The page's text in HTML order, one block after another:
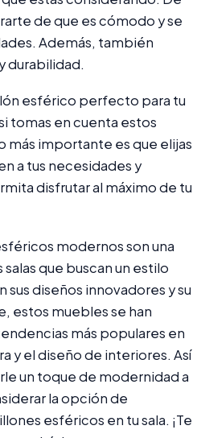
de que es cómodo y se
Además, también
durabilidad.
esférico perfecto para tu
tomas en cuenta estos
más importante es que elijas
a tus necesidades y
disfrutar al máximo de tu
modernos son una
que buscan un estilo
sus diseños innovadores y su
estos muebles se han
más populares en
y el diseño de interiores. Así
un toque de modernidad a
la opción de
esféricos en tu sala. ¡Te